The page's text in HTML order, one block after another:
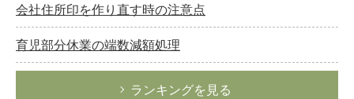
会社住所印を作り直す時の注意点
育児部分休業の端数減額処理
ランキングを見る